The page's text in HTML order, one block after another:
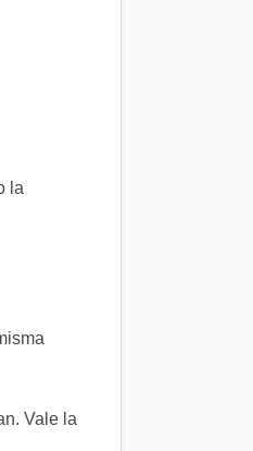
la
Vale la